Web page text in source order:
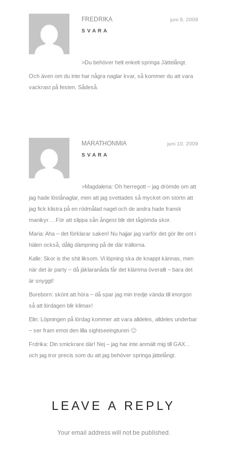
juni 9, 2009
FREDRIKA
SVARA
>Du behöver helt enkelt springa Jättelångt.
Och även om du inte har några naglar kvar, så kommer du att vara
vackrast på festen. Sådeså.
juni 10, 2009
MARATHONMIA
SVARA
>Magdalena: Oh herregott – jag drömde om att
jag hade löstånaglar, men att jag svettades så mycket om stortn att
jag fick klistra på en rödmålad nagel och de andra hade fransk
manikyr….För att slippa sån ångest blir det tågömda skor.
Maria: Aha – det förklarar saken! Nu hajjar jag varför det gör lite ont i
hälen också, dålig dämpning på de där trällorna.
Kalle: Skor is the shit liksom. Vi löpning ska de knappt kännas, men
när det är party – då jäklaranåda får det klämma överallt – bara det
är snyggt!
Bureborn: skönt att höra – då spar jag min tredje vända till imorgon
så att lördagen blir klimax!
Elin: Löpningen på lördag kommer att vara alldeles, alldeles underbar
– ser fram emot den lilla sightseeingturen 🙂
Frdrika: Din smickrare där! Nej – jag har inte anmält mig till GAX…
och jag tror precis som du att jag behöver springa jättelångt.
LEAVE A REPLY
Your email address will not be published.